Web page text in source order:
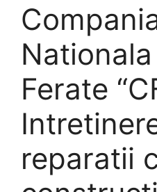
Ferate
reparatii